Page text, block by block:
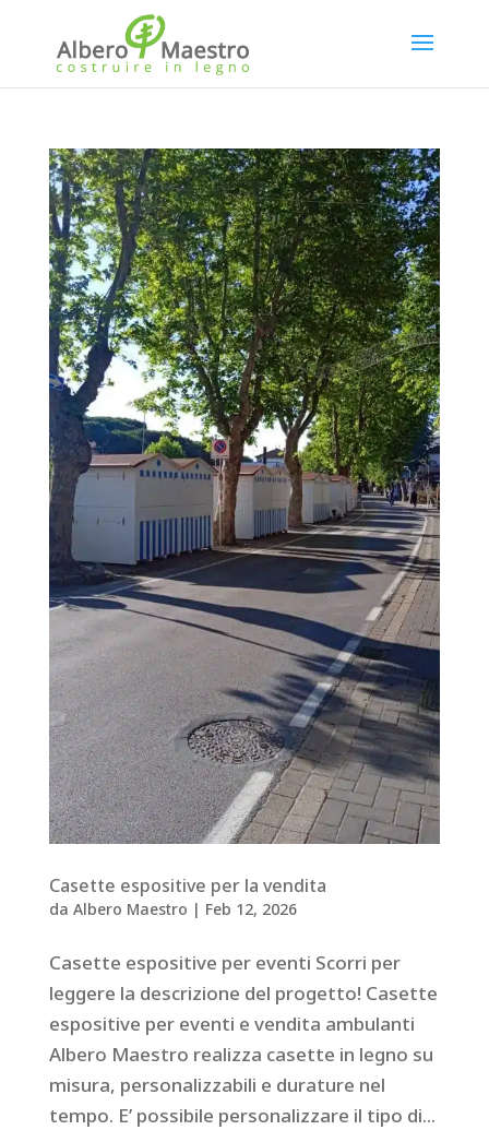
Casette espositive per la vendita
da Albero Maestro | Feb 12, 2026
Casette espositive per eventi Scorri per
leggere la descrizione del progetto! Casette
espositive per eventi e vendita ambulanti
Albero Maestro realizza casette in legno su
misura, personalizzabili e durature nel
tempo. E’ possibile personalizzare il tipo di...